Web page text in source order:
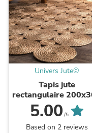
Univers Jute©
Tapis jute
rectangulaire
5.00 /5
Based on 2 reviews